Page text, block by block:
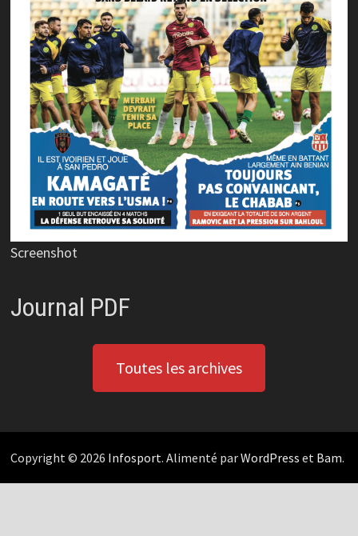
Screenshot
Journal PDF
Toutes les archives
Copyright © 2026 Infosport. Alimenté parWordPress et Bam.